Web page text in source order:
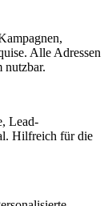
Alle Adressen
Lead-
Hilfreich für die